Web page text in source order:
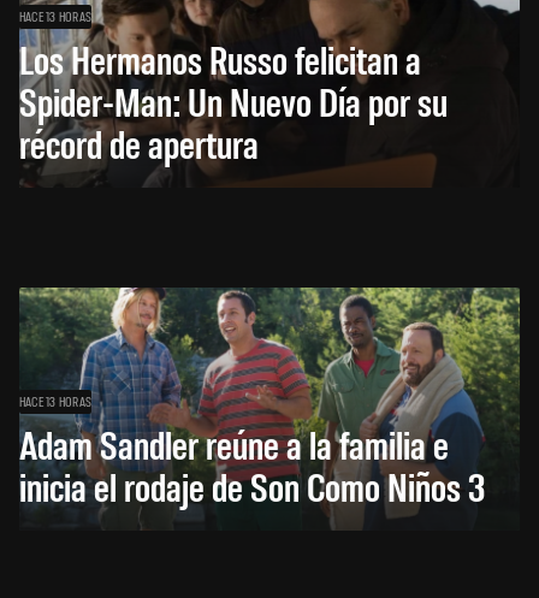
HACE 13 HORAS
Los Hermanos Russo felicitan a
Spider-Man: Un Nuevo Día por su
récord de apertura
HACE 13 HORAS
Adam Sandler reúne a la familia e
inicia el rodaje de Son Como Niños 3